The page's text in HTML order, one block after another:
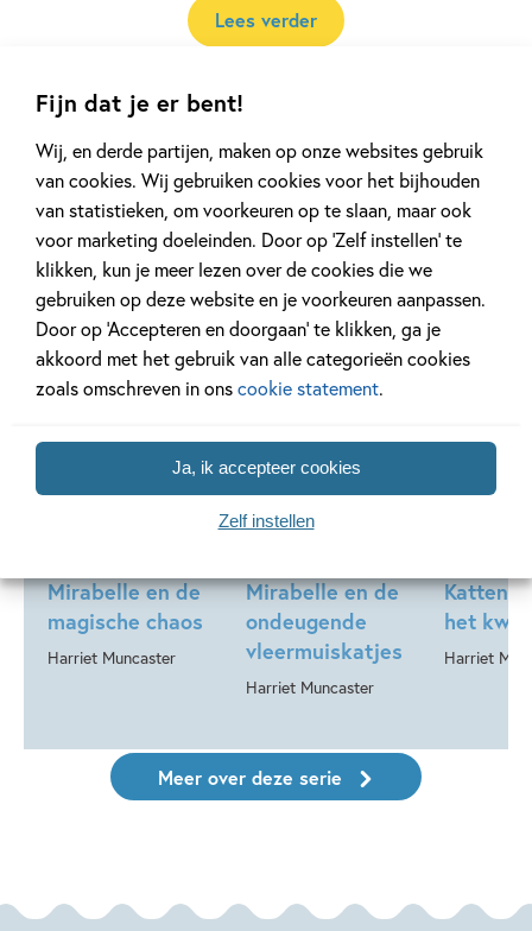
Fijn dat je er bent!
Wij, en derde partijen, maken op onze websites gebruik
van cookies. Wij gebruiken cookies voor het bijhouden
van statistieken, om voorkeuren op te slaan, maar ook
voor marketing doeleinden. Door op ‘Zelf instellen’ te
klikken, kun je meer lezen over de cookies die we
gebruiken op deze website en je voorkeuren aanpassen.
Door op ‘Accepteren en doorgaan’ te klikken, ga je
akkoord met het gebruik van alle categorieën cookies
zoals omschreven in onscookie statement.
Ja, ik accepteer cookies
Zelf instellen
Lees verder
Andere boeken uit de serie
'Mirabelle'
Deel 6
Mirabelle en de
magische chaos
Harriet Muncaster
13,99
Mirabelle en de
ondeugende
vleermuiskatjes
Harriet Muncaster
13,99
Hardcover
het
Harriet
13,99
Meer over deze serie